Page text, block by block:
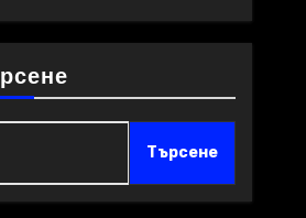
Търсене